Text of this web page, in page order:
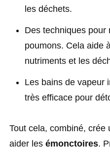
les déchets.
Des techniques pour
poumons. Cela aide
nutriments et les
Les bains de vapeur
très efficace pour
Tout cela, combiné, crée
aider les émonctoires.